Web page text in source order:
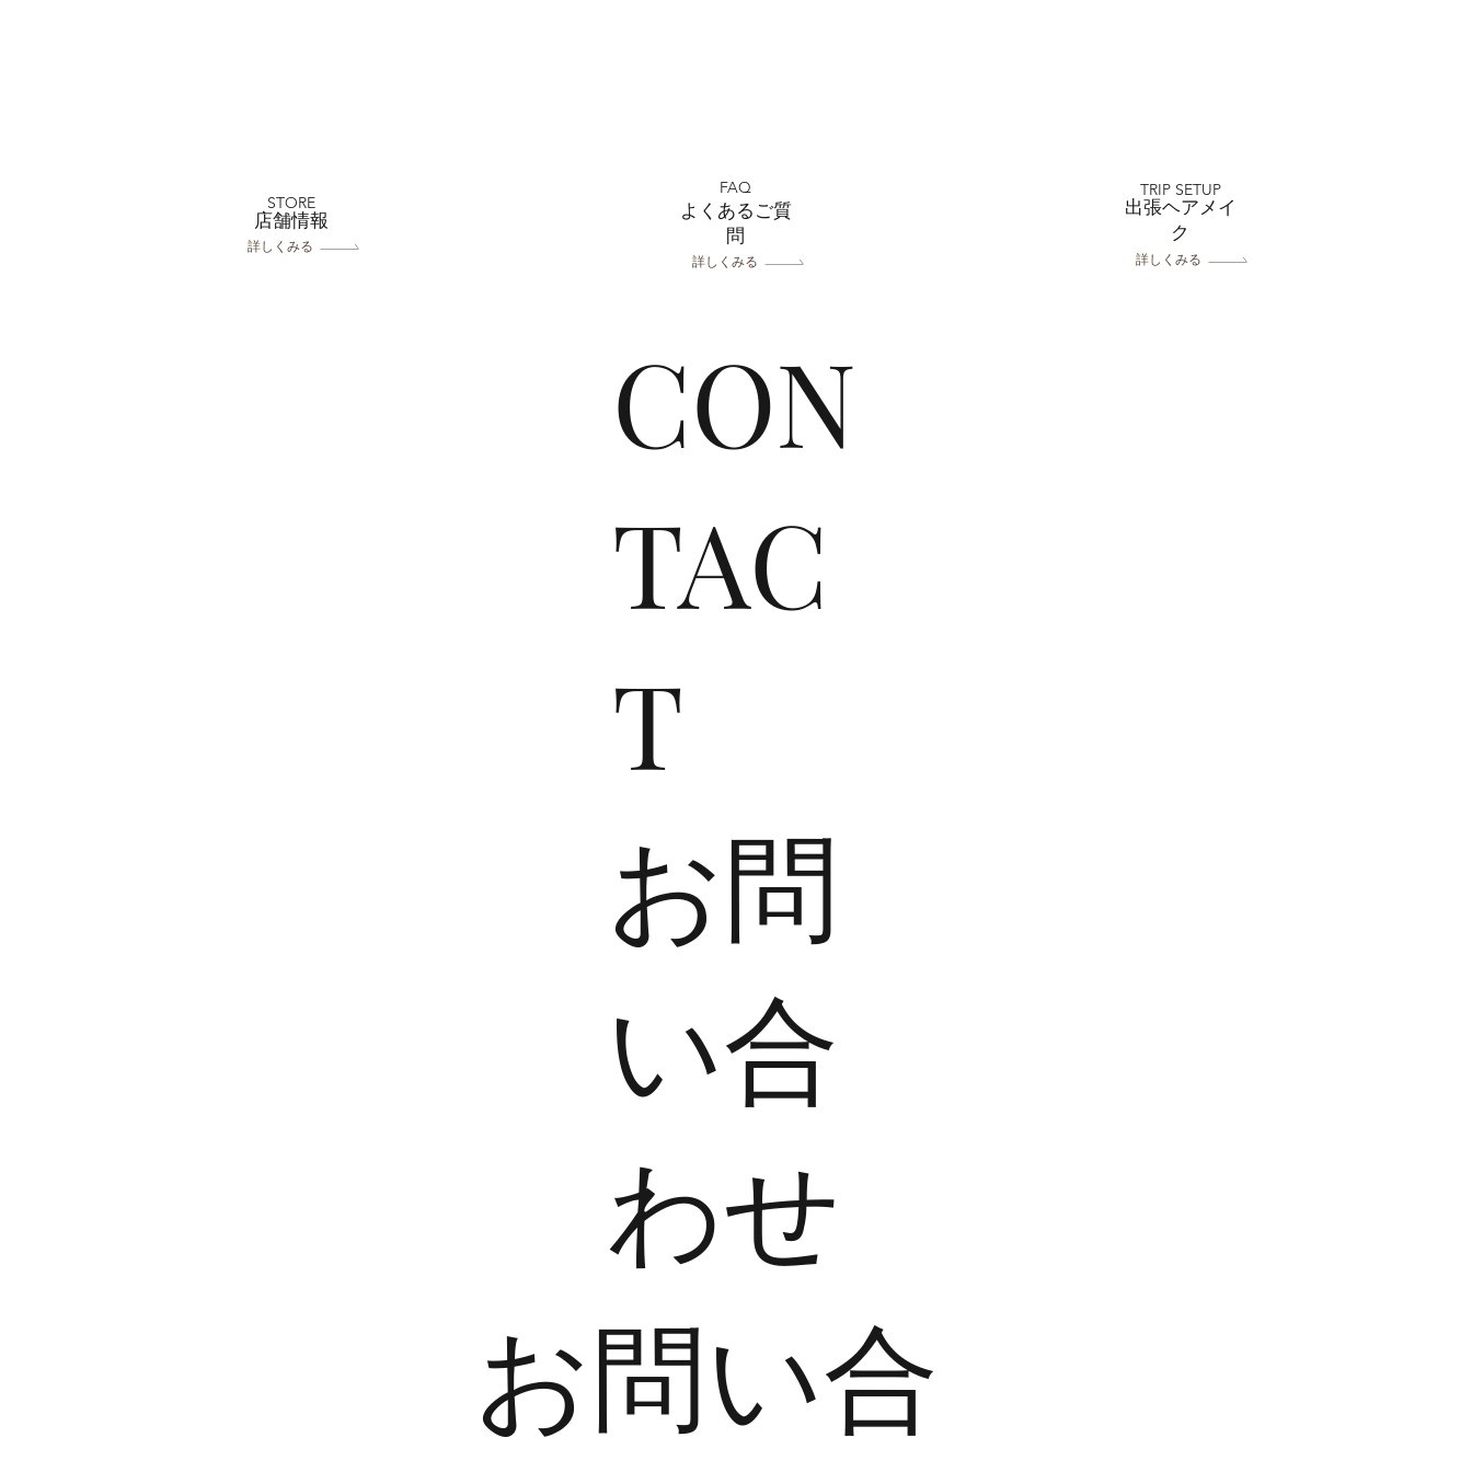
ムービープレゼント
CON
TAC
T
​お問
い合
わせ
​お問い合
STORE
​店舗情報
詳しくみる
FAQ
よくあるご質
問
詳しくみる
TRIP SETUP
出張ヘアメイ
ク
詳しくみる